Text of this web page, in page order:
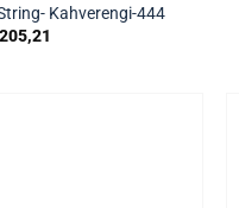
Kahverengi-444